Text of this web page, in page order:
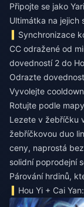
Připojte se jako
Ultimátka na jejich
Synchronizace
CC odražené od
dovedností 2 do
Odrazte
Vyvolejte
Rotujte podle
Lezete v žebříčku
žebříčkovou duo
ceny, naprostá
solidní poprodejní
Párování hrdinů,
Hou Yi + Cai